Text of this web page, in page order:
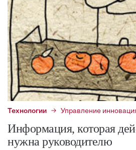
Технологии Управление
Информация, которая
нужна руководителю